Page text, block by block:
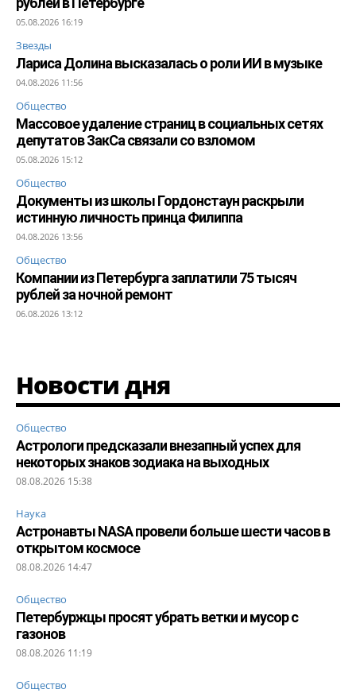
05.08.2026 16:19
Звезды
Лариса Долина высказалась о роли ИИ в музыке
04.08.2026 11:56
Общество
Массовое удаление страниц в социальных сетях
депутатов ЗакСа связали со взломом
05.08.2026 15:12
Общество
Документы из школы Гордонстаун раскрыли
истинную личность принца Филиппа
04.08.2026 13:56
Общество
Компании из Петербурга заплатили 75 тысяч
рублей за ночной ремонт
06.08.2026 13:12
Новости дня
Общество
Астрологи предсказали внезапный успех для
некоторых знаков зодиака на выходных
08.08.2026 15:38
Наука
Астронавты NASA провели больше шести часов в
открытом космосе
08.08.2026 14:47
Общество
Петербуржцы просят убрать ветки и мусор с
газонов
08.08.2026 11:19
Общество